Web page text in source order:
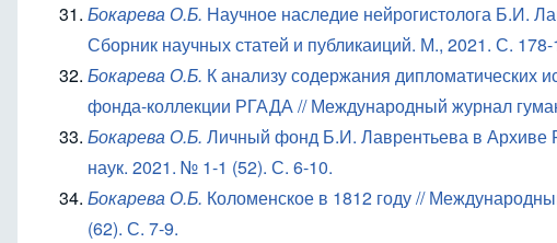
Бокарева О.Б. Научное наследие нейрогистолога Б.И.
Сборник научных статей и публикаиций. М., 2021. С. 178-
Бокарева О.Б. К анализу содержания дипломатических
фонда-коллекции РГАДА // Международный журнал
Бокарева О.Б. Личный фонд Б.И. Лаврентьева в Архиве
наук. 2021. № 1-1 (52). С. 6-10.
Бокарева О.Б. Коломенское в 1812 году //
(62). С. 7-9.